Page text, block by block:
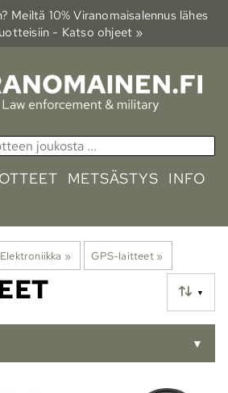
Meiltä 10% Viranomais­alennus lähes
- Katso ohjeet »
METSÄSTYS INFO
Elektroniikka ‪» GPS-laitteet ‪»
▼
▼